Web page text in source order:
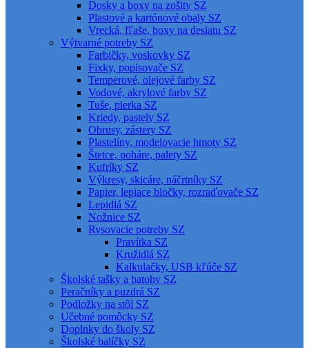
Dosky a boxy na zošity SZ
Plastové a kartónové obaly SZ
Vrecká, fľaše, boxy na desiatu SZ
Výtvarné potreby SZ
Farbičky, voskovky SZ
Fixky, popisovače SZ
Temperové, olejové farby SZ
Vodové, akrylové farby SZ
Tuše, pierka SZ
Kriedy, pastely SZ
Obrusy, zástery SZ
Plastelíny, modelovacie hmoty SZ
Štetce, poháre, palety SZ
Kufríky SZ
Výkresy, skicáre, náčrtníky SZ
Papier, lepiace bločky, rozraďovače SZ
Lepidlá SZ
Nožnice SZ
Rysovacie potreby SZ
Pravítka SZ
Kružidlá SZ
Kalkulačky, USB kľúče SZ
Školské tašky a batohy SZ
Peračníky a puzdrá SZ
Podložky na stôl SZ
Učebné pomôcky SZ
Doplnky do školy SZ
Školské balíčky SZ